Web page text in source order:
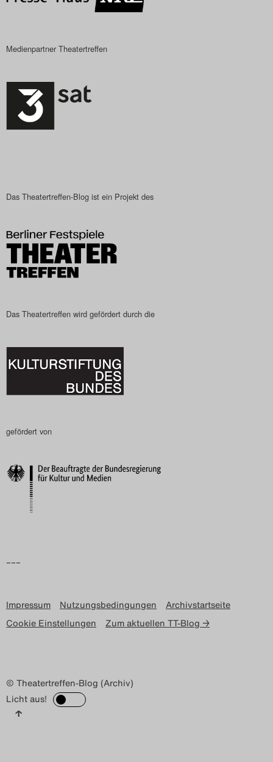
Das Theatertreffen-Blog
Das Theatertreffen-Blog
Nutzungsbedingungen
Search
Medienpartner Theatertreffen
Das Theatertreffen-Blog ist ein Projekt des
Das Theatertreffen wird gefördert durch die
gefördert von
–––
Impressum Nutzungsbedingungen
Archivstartseite
Cookie Einstellungen
Zum aktuellen TT-Blog →
© Theatertreffen-Blog (Archiv)
Licht aus!
↑